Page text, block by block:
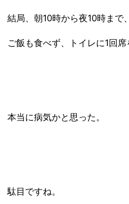
結局、朝10時から夜10時まで
ご飯も食べず、トイレに1回席
本当に病気かと思った。
駄目ですね。